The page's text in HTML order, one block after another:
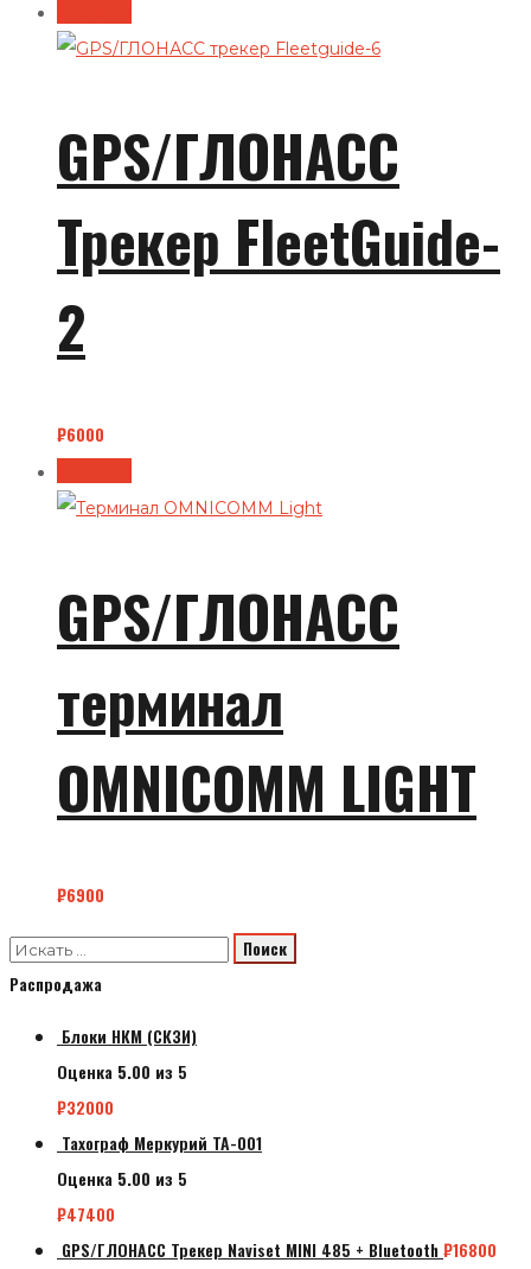
GPS/ГЛОНАСС
Трекер FleetGuide-
2
₽6000
GPS/ГЛОНАСС
терминал
OMNICOMM LIGHT
₽6900
Распродажа
Блоки НКМ (СКЗИ)
Оценка 5.00 из 5
₽32000
Тахограф Меркурий ТА-001
Оценка 5.00 из 5
₽47400
GPS/ГЛОНАСС Трекер Naviset MINI 485 + Bluetooth ₽16800